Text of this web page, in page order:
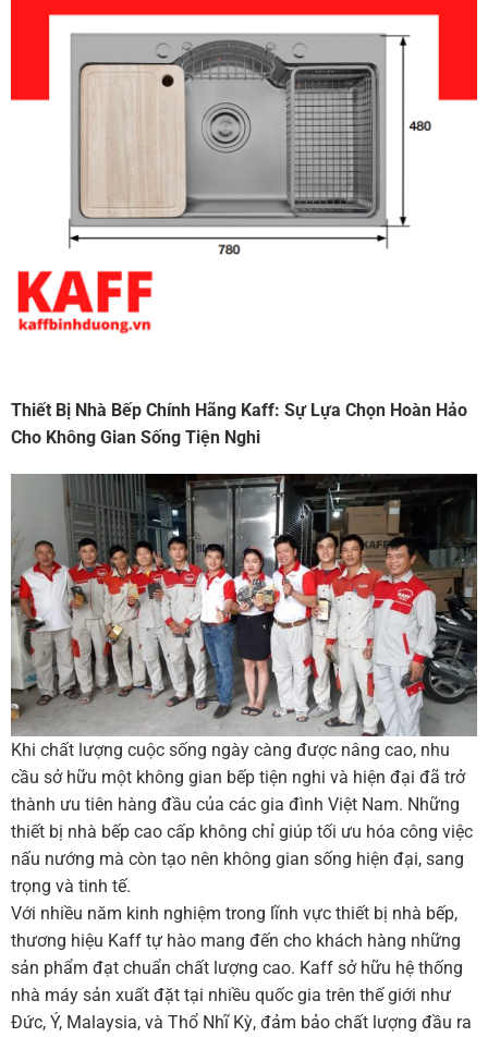
Thiết Bị Nhà Bếp Chính Hãng Kaff: Sự Lựa Chọn Hoàn Hảo
Cho Không Gian Sống Tiện Nghi
Khi chất lượng cuộc sống ngày càng được nâng cao, nhu
cầu sở hữu một không gian bếp tiện nghi và hiện đại đã trở
thành ưu tiên hàng đầu của các gia đình Việt Nam. Những
thiết bị nhà bếp cao cấp không chỉ giúp tối ưu hóa công việc
nấu nướng mà còn tạo nên không gian sống hiện đại, sang
trọng và tinh tế.
Với nhiều năm kinh nghiệm trong lĩnh vực thiết bị nhà bếp,
thương hiệu Kaff tự hào mang đến cho khách hàng những
sản phẩm đạt chuẩn chất lượng cao. Kaff sở hữu hệ thống
nhà máy sản xuất đặt tại nhiều quốc gia trên thế giới như
Đức, Ý, Malaysia, và Thổ Nhĩ Kỳ, đảm bảo chất lượng đầu ra